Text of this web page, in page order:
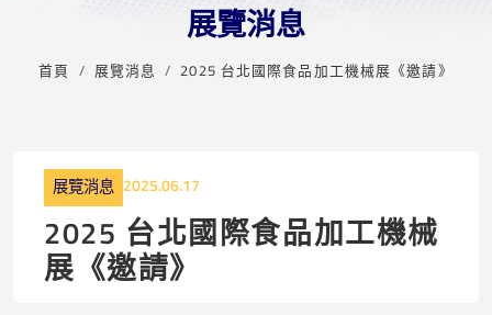
展覽消息
首頁 展覽消息 2025 台北國際食品加工機械展《邀請》
展覽消息 2025.06.17
2025 台北國際食品加工機械
展《邀請》